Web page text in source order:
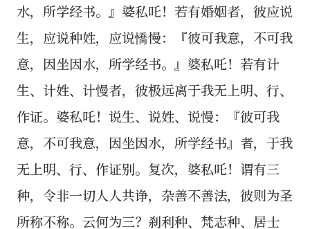
水，所学经书。』婆私吒！若有婚姻者，彼应说
生，应说种姓，应说憍慢：『彼可我意，不可我
意，因坐因水，所学经书。』婆私吒！若有计
生、计姓、计慢者，彼极远离于我无上明、行、
作证。婆私吒！说生、说姓、说慢：『彼可我
意，不可我意，因坐因水，所学经书』者，于我
无上明、行、作证别。复次，婆私吒！谓有三
种，令非一切人人共诤，杂善不善法，彼则为圣
所称不称。云何为三？刹利种、梵志种、居士